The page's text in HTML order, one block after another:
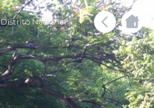
Distrito Nacional